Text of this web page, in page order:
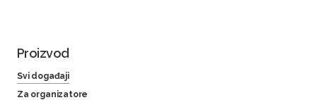
Proizvod
Svi događaji
Za organizatore